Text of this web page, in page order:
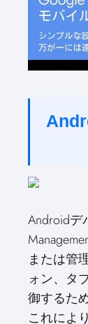
Androidデ
または管
ォン、タ
御するた
これにより